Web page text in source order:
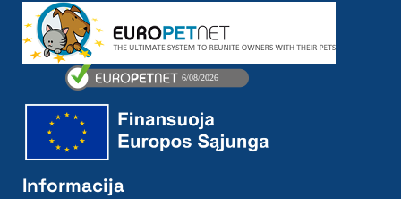
Informacija